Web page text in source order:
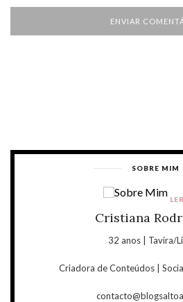
SOBRE MIM
Cristiana
32 anos | Tavira/
Criadora de Conteúdos |